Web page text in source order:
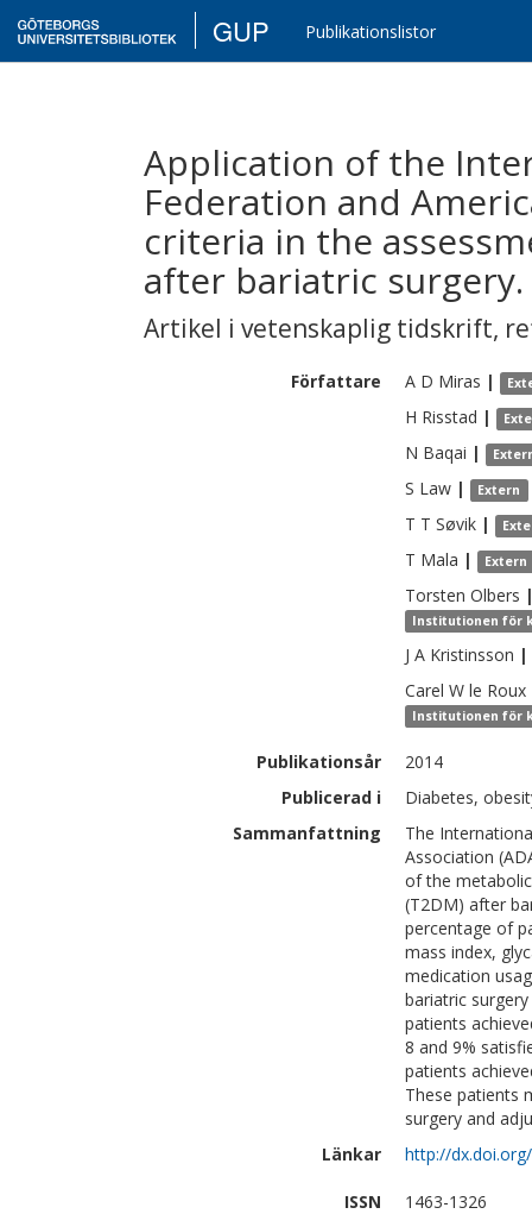
GUP Publikationslistor
Application of the
Federation and
criteria in the
after bariatric surgery.
Artikel i vetenskaplig tidskrift,
Författare A D Miras |
H Risstad |
N Baqai |
S Law | Extern
T T Søvik |
T Mala | Extern
Torsten Olbers
Institutionen för
J A Kristinsson |
Carel W le Roux
Institutionen för
Publikationsår
2014
Publicerad i
Diabetes,
Sammanfattning
The
Association
of the
(T2DM) after
percentage of
mass index,
medication
bariatric
patients
8 and 9%
patients
These patients
surgery and
Länkar
http://
ISSN
1463-1326